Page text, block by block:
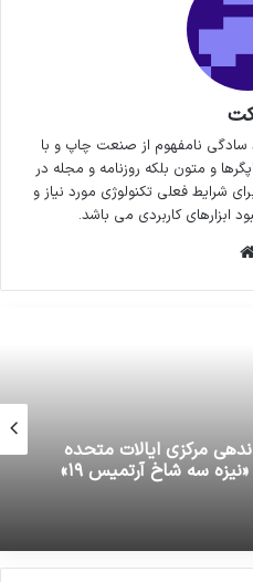
سادگی نامفهوم از صنعت چاپ و با
و متون بلکه روزنامه و مجله در
شرایط فعلی تکنولوژی مورد نیاز و
ابزارهای کاربردی می باشد.
مرکزی ایالات متحده
آمریکا تصویری از رزمایش «نیزه سه شاخ آرتمیس ۱۹»